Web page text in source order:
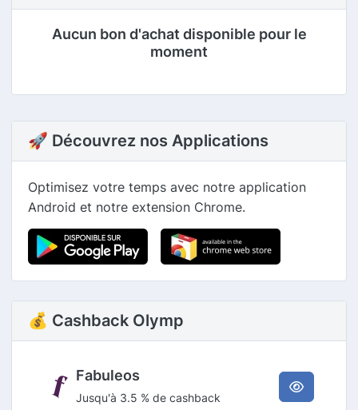
Aucun bon d'achat disponible pour le
moment
🚀 Découvrez nos Applications
Optimisez votre temps avec notre application
Android et notre extension Chrome.
💰 Cashback Olymp
Fabuleos
Jusqu'à 3.5 % de cashback